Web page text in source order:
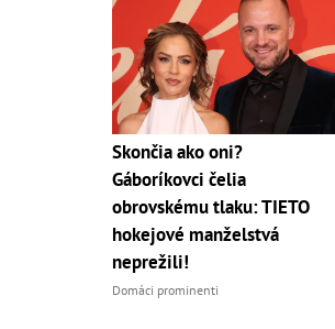
Skončia ako oni?
Gáboríkovci čelia
obrovskému tlaku: TIETO
hokejové manželstvá
neprežili!
Domáci prominenti